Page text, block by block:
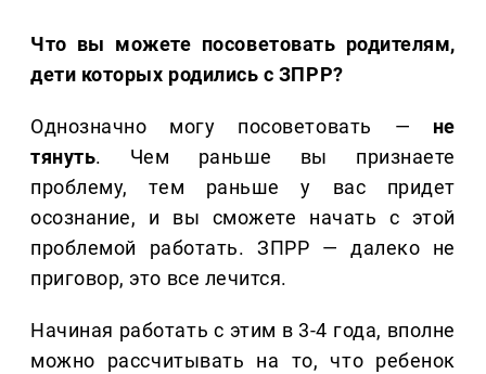
Что вы можете посоветовать родителям,
дети которых родились с ЗПРР?
Однозначно могу посоветовать — не
тянуть. Чем раньше вы признаете
проблему, тем раньше у вас придет
осознание, и вы сможете начать с этой
проблемой работать. ЗПРР — далеко не
приговор, это все лечится.
Начиная работать с этим в 3-4 года, вполне
можно рассчитывать на то, что ребенок